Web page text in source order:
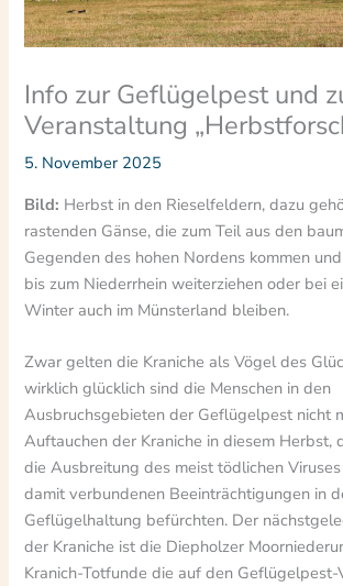
Info zur Geflügelpest und
Veranstaltung
5. November 2025
Bild: Herbst in den Rieselfeldern, dazu
rastenden Gänse, die zum Teil aus den
Gegenden des hohen Nordens kommen
bis zum Niederrhein weiterziehen oder bei
Winter auch im Münsterland bleiben.
Zwar gelten die Kraniche als Vögel des
wirklich glücklich sind die Menschen in den
Ausbruchsgebieten der Geflügelpest nicht
Auftauchen der Kraniche in diesem Herbst,
die Ausbreitung des meist tödlichen
damit verbundenen Beeinträchtigungen in
Geflügelhaltung befürchten. Der
der Kraniche ist die Diepholzer
Kranich-Totfunde die auf den Geflügelpest-